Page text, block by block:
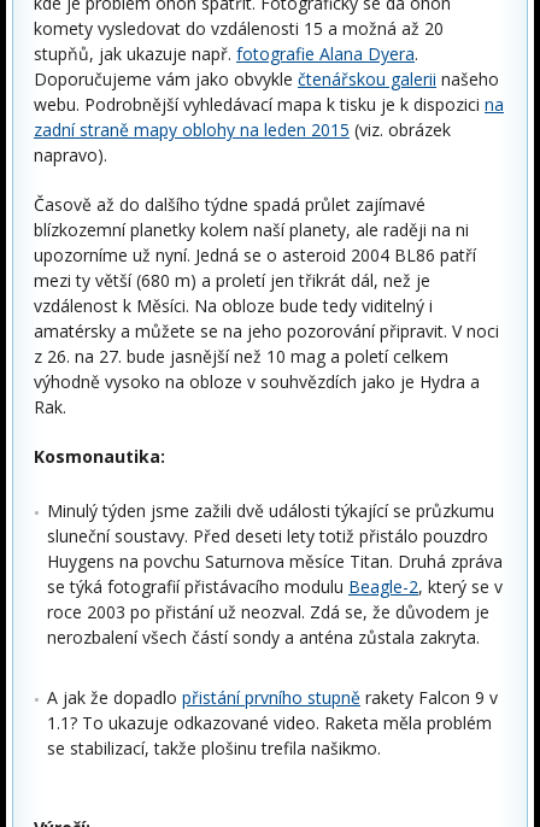
komety vysledovat do vzdálenosti 15 a možná až 20
stupňů, jak ukazuje např. fotografie Alana Dyera.
Doporučujeme vám jako obvykle čtenářskou galerii našeho
webu. Podrobnější vyhledávací mapa k tisku je k dispozici na
zadní straně mapy oblohy na leden 2015 (viz. obrázek
napravo).
Časově až do dalšího týdne spadá průlet zajímavé
blízkozemní planetky kolem naší planety, ale raději na ni
upozorníme už nyní. Jedná se o asteroid 2004 BL86 patří
mezi ty větší (680 m) a proletí jen třikrát dál, než je
vzdálenost k Měsíci. Na obloze bude tedy viditelný i
amatérsky a můžete se na jeho pozorování připravit. V noci
z 26. na 27. bude jasnější než 10 mag a poletí celkem
výhodně vysoko na obloze v souhvězdích jako je Hydra a
Rak.
Kosmonautika:
Minulý týden jsme zažili dvě události týkající se průzkumu
sluneční soustavy. Před deseti lety totiž přistálo pouzdro
Huygens na povchu Saturnova měsíce Titan. Druhá zpráva
se týká fotografií přistávacího modulu Beagle-2, který se v
roce 2003 po přistání už neozval. Zdá se, že důvodem je
nerozbalení všech částí sondy a anténa zůstala zakryta.
A jak že dopadlo přistání prvního stupně rakety Falcon 9 v
1.1? To ukazuje odkazované video. Raketa měla problém
se stabilizací, takže plošinu trefila našikmo.